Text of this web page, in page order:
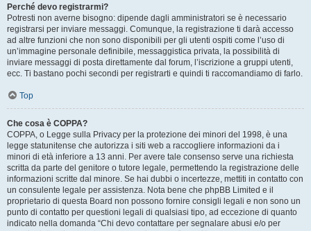
Perché devo registrarmi?
Potresti non averne bisogno: dipende dagli amministratori se è necessario
registrarsi per inviare messaggi. Comunque, la registrazione ti darà accesso
ad altre funzioni che non sono disponibili per gli utenti ospiti come l’uso di
un’immagine personale definibile, messaggistica privata, la possibilità di
inviare messaggi di posta direttamente dal forum, l’iscrizione a gruppi utenti,
ecc. Ti bastano pochi secondi per registrarti e quindi ti raccomandiamo di farlo.
Top
Che cosa è COPPA?
COPPA, o Legge sulla Privacy per la protezione dei minori del 1998, è una
legge statunitense che autorizza i siti web a raccogliere informazioni da i
minori di età inferiore a 13 anni. Per avere tale consenso serve una richiesta
scritta da parte del genitore o tutore legale, permettendo la registrazione delle
informazioni scritte dal minore. Se hai dubbi o incertezze, mettiti in contatto con
un consulente legale per assistenza. Nota bene che phpBB Limited e il
proprietario di questa Board non possono fornire consigli legali e non sono un
punto di contatto per questioni legali di qualsiasi tipo, ad eccezione di quanto
indicato nella domanda “Chi devo contattare per segnalare abusi e/o per